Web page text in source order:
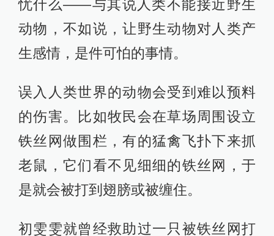
初雯雯在这里生活、长大
直到第一次见到公路上被车辆撞伤的
动物尸体，初雯雯才意识到父亲在担
忧什么——与其说人类不能接近野生